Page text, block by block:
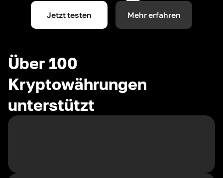
Jetzt testen Mehr erfahren
Über 100
Kryptowährungen
unterstützt